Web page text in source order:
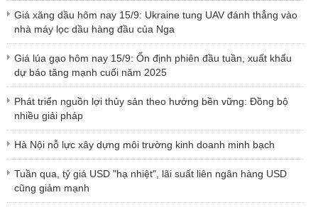
Giá xăng dầu hôm nay 15/9: Ukraine tung UAV đánh thẳng vào
nhà máy lọc dầu hàng đầu của Nga
Giá lúa gạo hôm nay 15/9: Ổn định phiên đầu tuần, xuất khẩu
dự báo tăng mạnh cuối năm 2025
Phát triển nguồn lợi thủy sản theo hướng bền vững: Đồng bộ
nhiều giải pháp
Hà Nội nỗ lực xây dựng môi trường kinh doanh minh bạch
Tuần qua, tỷ giá USD "hạ nhiệt", lãi suất liên ngân hàng USD
cũng giảm mạnh